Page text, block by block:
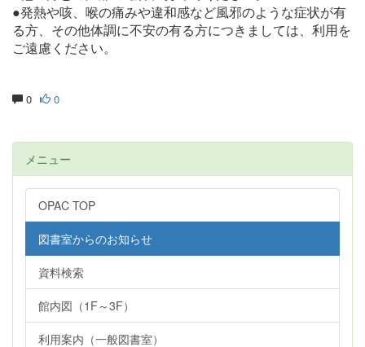
●発熱や咳、喉の痛みや違和感など風邪のような症状が有
る方、その他体調に不安の有る方につきましては、利用を
ご遠慮ください。
0 0
メニュー
OPAC TOP
図書室からのお知らせ
資料検索
館内図（1F～3F）
利用案内（一般図書室）